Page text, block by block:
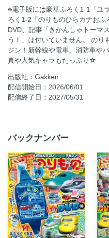
のりものおもちゃ＆グッズ
【てつどうのページ】［の
ぶ せんようの しんかんせん
【くるまのページ】【ひこ
［イベントレポート］でぞ
【くるまのページ】［のり
×はたらくクルマ パワーブル
らべてみよう！
【くるまのページ】【ひこ
ゃう！ 『ピクサーの せかい
【てつどうのページ】【く
ね・そのたのページ】［ず
る！ ひとを はこぶ のりもの
【てつどうのページ】【く
んしゃパーシーごうが おお
【てつどうのページ】［ニ
※電子版には豪華ふろく1-1「ユ
ろく1-2「のりものひらカナお
DVD、記事「きかんしゃトーマ
う！」は付いていません。 のり
ジン！新幹線や電車、消防車や
真や人気キャラもたっぷり☆
出版社：Gakken
配信開始日：2026/06/01
配信終了日：2027/05/31
バックナンバー